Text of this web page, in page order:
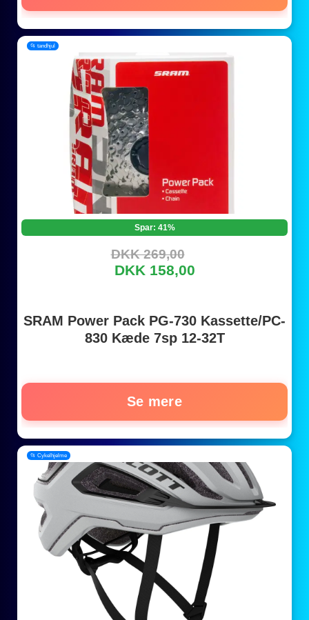
📂 tandhjul
Spar: 41%
DKK 269,00
DKK 158,00
SRAM Power Pack PG-730 Kassette/PC-
830 Kæde 7sp 12-32T
Se mere
📂 Cykelhjelme